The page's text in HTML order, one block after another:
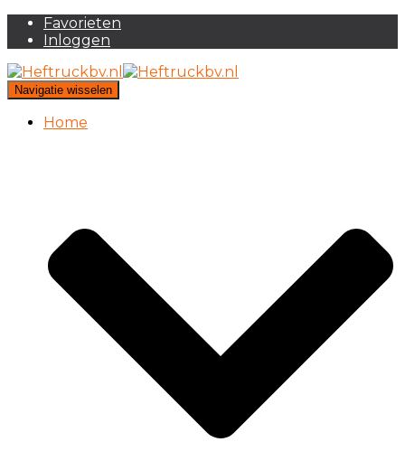
Favorieten
Inloggen
Navigatie wisselen
Home